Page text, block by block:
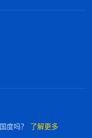
谁能改变我的心志
神向全宇的说话・第
计，意识到他们是
，而是在神的手中
们的辖制，神话语
同在，神在保守着
度吗？ 了解更多